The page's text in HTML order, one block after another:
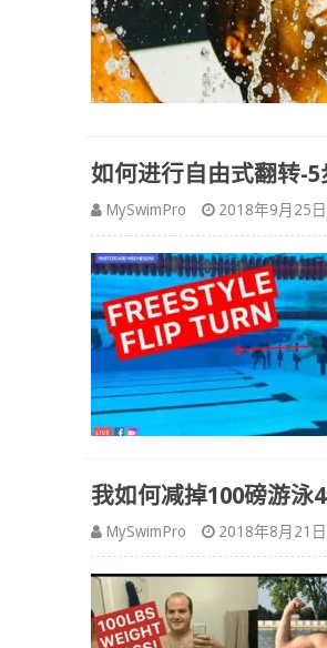
如何进行自由式翻转-
MySwimPro 2018年9月25日
我如何减掉100磅游
MySwimPro 2018年8月21日